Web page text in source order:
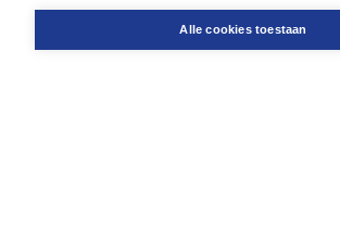
Alle cookies toestaan